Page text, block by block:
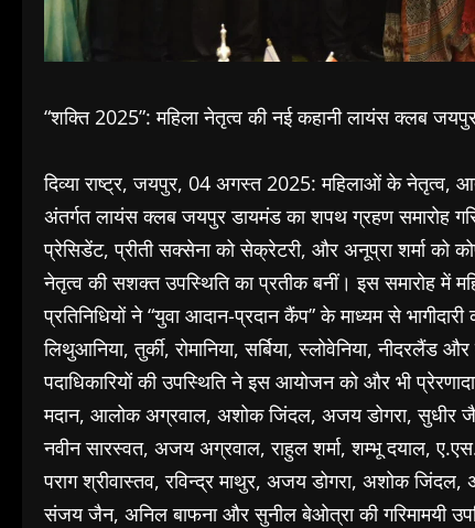
“शक्ति 2025”: महिला नेतृत्व की नई कहानी लायंस क्लब
दिव्या राष्ट्र, जयपुर, 04 अगस्त 2025: महिलाओं के नेतृत्व,
अंतर्गत लायंस क्लब जयपुर डायमंड का शपथ ग्रहण समारोह
प्रेसिडेंट, प्रीती सक्सेना को सेक्रेटरी, और अनूप्रा शर्मा को
नेतृत्व की सशक्त उपस्थिति का प्रतीक बनीं। इस समारोह में
प्रतिनिधियों ने “युवा आदान-प्रदान कैंप” के माध्यम से
लिथुआनिया, तुर्की, रोमानिया, सर्बिया, स्लोवेनिया,
पदाधिकारियों की उपस्थिति ने इस आयोजन को और भी
मदान, आलोक अग्रवाल, अशोक जिंदल, अजय डोगरा,
नवीन सारस्वत, अजय अग्रवाल, राहुल शर्मा, शम्भू दयाल,
पराग श्रीवास्तव, रविन्द्र माथुर, अजय डोगरा, अशोक
संजय जैन, अनिल बाफना और सुनील बेओत्रा की गरिमामयी